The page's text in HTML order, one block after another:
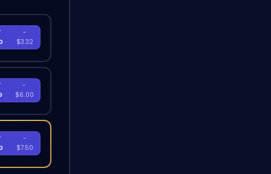
-
$3.32
-
$6.00
-
$7.50